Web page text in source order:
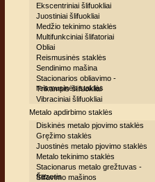
Ekscentriniai šlifuokliai
Juostiniai šlifuokliai
Medžio tekinimo staklės
Multifunkciniai šlifatoriai
Obliai
Reismusinės staklės
Sendinimo mašina
Stacionarios obliavimo -
reismusinės staklės
Trikampis šlifuokliai
Vibraciniai šlifuokliai
Metalo apdirbimo staklės
Diskinės metalo pjovimo staklės
Gręžimo staklės
Juostinės metalo pjovimo staklės
Metalo tekinimo staklės
Stacionarus metalo grežtuvas -
frezeris
Šlifavimo mašinos